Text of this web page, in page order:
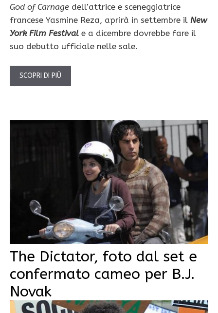
God of Carnage dell’attrice e sceneggiatrice
francese Yasmine Reza, aprirà in settembre il New
York Film Festival e a dicembre dovrebbe fare il
suo debutto ufficiale nelle sale.
SCOPRI DI PIÙ
The Dictator, foto dal set e
confermato cameo per B.J.
Novak